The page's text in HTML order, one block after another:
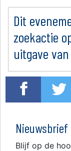
Dit
zoekactie
uitgave
Nieuwsbrief
Blijf op de